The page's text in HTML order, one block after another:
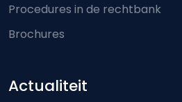
Procedures in de rechtbank
Brochures
Actualiteit